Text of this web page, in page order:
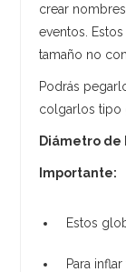
crear
eventos.
tamaño no
Podrás
colgarlos tipo
Diámetro de
Importante:
Estos
Para